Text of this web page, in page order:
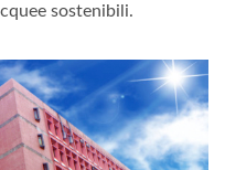
sostenibili.